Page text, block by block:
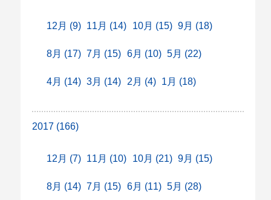
12月 (9) 11月 (14) 10月 (15) 9月 (18)
8月 (17) 7月 (15) 6月 (10) 5月 (22)
4月 (14) 3月 (14) 2月 (4) 1月 (18)
2017 (166)
12月 (7) 11月 (10) 10月 (21) 9月 (15)
8月 (14) 7月 (15) 6月 (11) 5月 (28)